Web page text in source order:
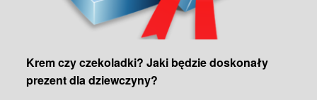
Krem czy czekoladki? Jaki będzie doskonały
prezent dla dziewczyny?